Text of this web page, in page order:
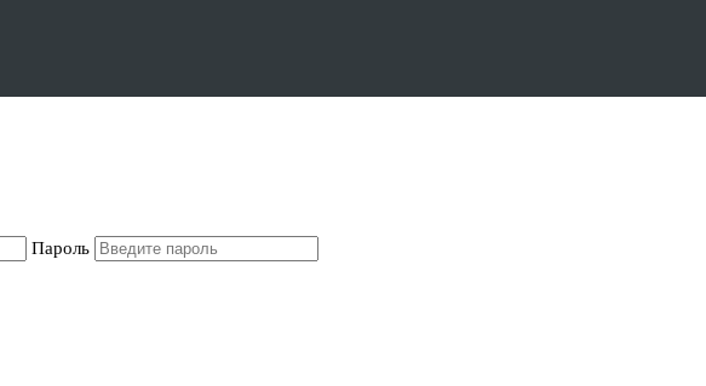
Пароль